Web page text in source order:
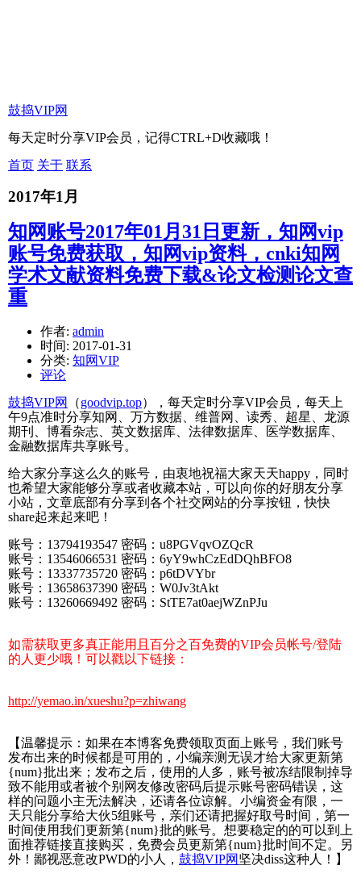
鼓捣VIP网
每天定时分享VIP会员，记得CTRL+D收藏哦！
首页 关于 联系
2017年1月
知网账号2017年01月31日更新，知网vip
账号免费获取，知网vip资料，cnki知网
学术文献资料免费下载&论文检测论文查
重
作者: admin
时间: 2017-01-31
分类: 知网VIP
评论
鼓捣VIP网
（goodvip.top），每天定时分享VIP会员，每天上
午9点准时分享知网、万方数据、维普网、读秀、超星、龙源
期刊、博看杂志、英文数据库、法律数据库、医学数据库、
金融数据库共享账号。
给大家分享这么久的账号，由衷地祝福大家天天happy，同时
也希望大家能够分享或者收藏本站，可以向你的好朋友分享
小站，文章底部有分享到各个社交网站的分享按钮，快快
share起来起来吧！
账号：13794193547 密码：u8PGVqvOZQcR
账号：13546066531 密码：6yY9whCzEdDQhBFO8
账号：13337735720 密码：p6tDVYbr
账号：13658637390 密码：W0Jv3tAkt
账号：13260669492 密码：StTE7at0aejWZnPJu
如需获取更多真正能用且百分之百免费的VIP会员帐号/登陆
的人更少哦！可以戳以下链接：
http://yemao.in/xueshu?p=zhiwang
【温馨提示：如果在本博客免费领取页面上账号，我们账号
发布出来的时候都是可用的，小编亲测无误才给大家更新第
{num}批出来；发布之后，使用的人多，账号被冻结限制掉导
致不能用或者被个别网友修改密码后提示账号密码错误，这
样的问题小主无法解决，还请各位谅解。小编资金有限，一
天只能分享给大伙5组账号，亲们还请把握好取号时间，第一
时间使用我们更新第{num}批的账号。想要稳定的的可以到上
面推荐链接直接购买，免费会员更新第{num}批时间不定。另
外！鄙视恶意改PWD的小人， 鼓捣VIP网 坚决diss这种人！】